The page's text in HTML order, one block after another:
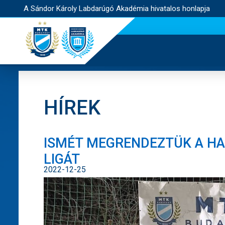
A Sándor Károly Labdarúgó Akadémia hivatalos honlapja
HÍREK
ISMÉT MEGRENDEZTÜK A
LIGÁT
2022-12-25